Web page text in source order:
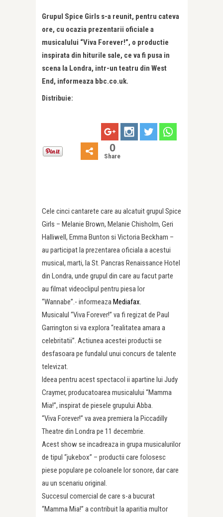
Grupul Spice Girls s-a reunit, pentru cateva
ore, cu ocazia prezentarii oficiale a
musicalului “Viva Forever!”, o productie
inspirata din hiturile sale, ce va fi pusa in
scena la Londra, intr-un teatru din West
End, informeaza bbc.co.uk.
Distribuie:
0
Share
Cele cinci cantarete care au alcatuit grupul Spice
Girls – Melanie Brown, Melanie Chisholm, Geri
Halliwell, Emma Bunton si Victoria Beckham –
au participat la prezentarea oficiala a acestui
musical, marti, la St. Pancras Renaissance Hotel
din Londra, unde grupul din care au facut parte
au filmat videoclipul pentru piesa lor
“Wannabe”.- informeazaMediafax.
Musicalul “Viva Forever!” va fi regizat de Paul
Garrington si va explora “realitatea amara a
celebritatii”. Actiunea acestei productii se
desfasoara pe fundalul unui concurs de talente
televizat.
Ideea pentru acest spectacol ii apartine lui Judy
Craymer, producatoarea musicalului “Mamma
Mia!”, inspirat de piesele grupului Abba.
“Viva Forever!” va avea premiera la Piccadilly
Theatre din Londra pe 11 decembrie.
Acest show se incadreaza in grupa musicalurilor
de tipul “jukebox” – productii care folosesc
piese populare pe coloanele lor sonore, dar care
au un scenariu original.
Succesul comercial de care s-a bucurat
“Mamma Mia!” a contribuit la aparitia multor